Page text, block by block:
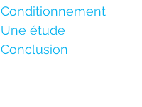
Conditionnement
Une étude
Conclusion